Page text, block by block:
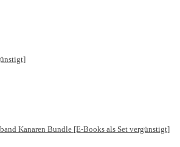
Kanaren Bundle [E-Books als Set vergünstigt]